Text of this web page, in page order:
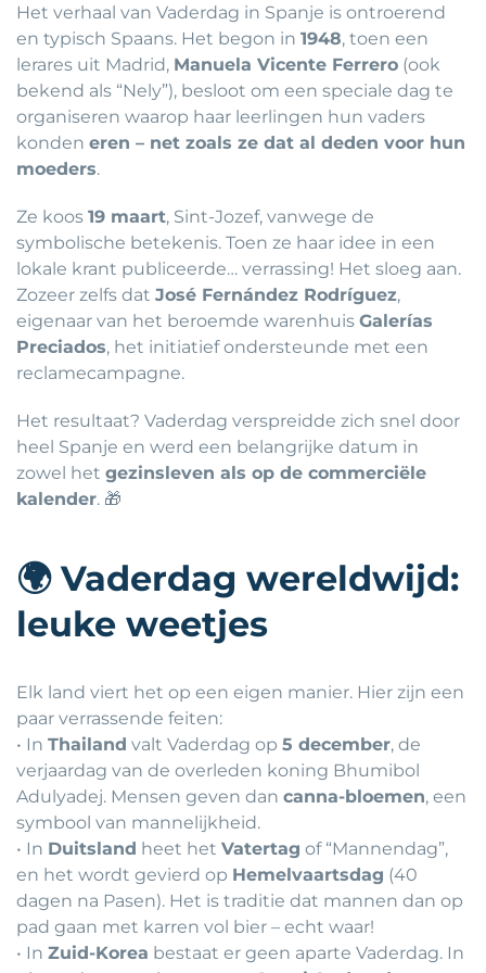
Het verhaal van Vaderdag in Spanje is ontroerend
en typisch Spaans. Het begon in 1948, toen een
lerares uit Madrid, Manuela Vicente Ferrero (ook
bekend als “Nely”), besloot om een speciale dag te
organiseren waarop haar leerlingen hun vaders
konden eren – net zoals ze dat al deden voor hun
moeders.
Ze koos 19 maart, Sint-Jozef, vanwege de
symbolische betekenis. Toen ze haar idee in een
lokale krant publiceerde… verrassing! Het sloeg aan.
Zozeer zelfs dat José Fernández Rodríguez,
eigenaar van het beroemde warenhuis Galerías
Preciados, het initiatief ondersteunde met een
reclamecampagne.
Het resultaat? Vaderdag verspreidde zich snel door
heel Spanje en werd een belangrijke datum in
zowel het gezinsleven als op de commerciële
kalender. 🎁
🌍 Vaderdag wereldwijd:
leuke weetjes
Elk land viert het op een eigen manier. Hier zijn een
paar verrassende feiten:
• In Thailand valt Vaderdag op 5 december, de
verjaardag van de overleden koning Bhumibol
Adulyadej. Mensen geven dan canna-bloemen, een
symbool van mannelijkheid.
• In Duitsland heet het Vatertag of “Mannendag”,
en het wordt gevierd op Hemelvaartsdag (40
dagen na Pasen). Het is traditie dat mannen dan op
pad gaan met karren vol bier – echt waar!
• In Zuid-Korea bestaat er geen aparte Vaderdag. In